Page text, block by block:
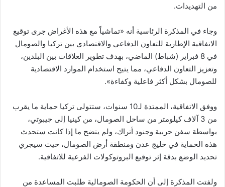
من التهديدات.
وجاء في المذكرة الرئاسية أنه «تماشياً مع هذه الأغراض جرى توقيع
الاتفاقية الإطارية للتعاون الدفاعي والاقتصادي بين تركيا والصومال
في 8 فبراير (شباط) الماضي، بهدف تطوير العلاقات بين البلدين،
وتعزيز التعاون الدفاعي، مما يتيح استخدام الموارد الاقتصادية
للصومال بشكل أكثر فاعلية وكفاءة».
ووفق الاتفاقية، الممتدة لـ10 سنوات، ستتولى تركيا حماية ما يقرب
من 3 آلاف كيلومتر من ساحل الصومال، من كينيا إلى جيبوتي،
بواسطة سفن حربية وجنود أتراك، ولم يتضح ما إذا كانت ستحدث
هذه الحماية في خليج عدن ومنطقة أرض الصومال، حيث سيجري
تحديد الوضع بدقة إثر توقيع البروتوكولات الفرعية للاتفاقية.
ولفتت المذكرة إلى أن الحكومة الصومالية طلبت المساعدة من